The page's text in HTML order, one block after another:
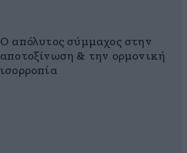
Ο απόλυτος σύμμαχος στην
αποτοξίνωση & την ορμονική
ισορροπία